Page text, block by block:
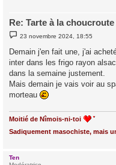
Re: Tarte à la
M
e
s
a
e
23 novembre 2024, 18:55
Demain j'en fait une, j'ai
inter dans les frigo rayon
dans la semaine justement.
Mais demain je vais voir au
morteau
Moitié de Nîmois-ni-toi
Sadiquement masochiste, mais
Ten